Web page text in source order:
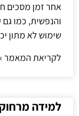
אחר זמן מסכים
והנפשית, כמו
שימוש לא מתון
לקריאת המאמר
למידה מרחוק